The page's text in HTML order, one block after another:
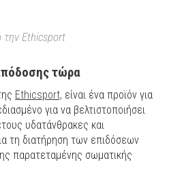
την Ethicsport
τώρα
Ethicsport, είναι ένα προϊόν για
για να βελτιστοποιήσει
υδατάνθρακες και
τη διατήρηση των επιδόσεων
παρατεταμένης σωματικής